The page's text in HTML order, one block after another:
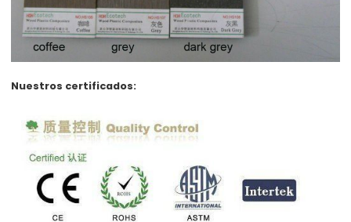
Nuestros certificados: